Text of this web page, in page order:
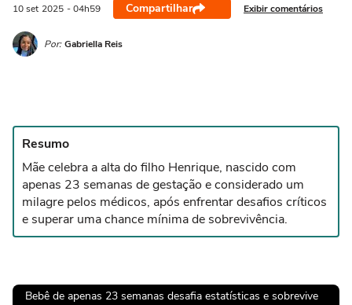
10 set 2025 - 04h59 Compartilhar Exibir comentários
Por: Gabriella Reis
Resumo
Mãe celebra a alta do filho Henrique, nascido com
apenas 23 semanas de gestação e considerado um
milagre pelos médicos, após enfrentar desafios críticos
e superar uma chance mínima de sobrevivência.
Bebê de apenas 23 semanas desafia estatísticas e sobrevive